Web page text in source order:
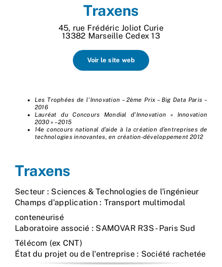
Traxens
45, rue Frédéric Joliot Curie
13382 Marseille Cedex 13
Voir le site web
Les Trophées de l’Innovation – 2ème Prix – Big Data Paris –
2016
Lauréat du Concours Mondial d’Innovation « Innovation
2030 » – 2015
14e concours national d’aide à la création d’entreprises de
technologies innovantes, en création-développement 2012
Traxens
Secteur : Sciences & Technologies de l'ingénieur
Champs d'application : Transport multimodal
conteneurisé
Laboratoire associé : SAMOVAR R3S - Paris Sud
Télécom (ex CNT)
État du projet ou de l'entreprise : Société rachetée